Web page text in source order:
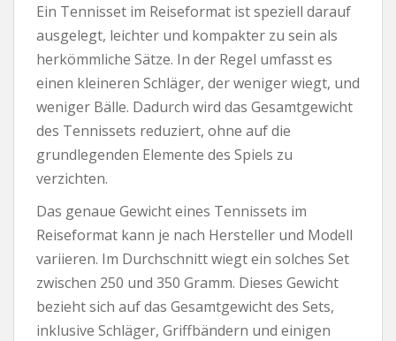
Ein Tennisset im Reiseformat ist speziell darauf
ausgelegt, leichter und kompakter zu sein als
herkömmliche Sätze. In der Regel umfasst es
einen kleineren Schläger, der weniger wiegt, und
weniger Bälle. Dadurch wird das Gesamtgewicht
des Tennissets reduziert, ohne auf die
grundlegenden Elemente des Spiels zu
verzichten.
Das genaue Gewicht eines Tennissets im
Reiseformat kann je nach Hersteller und Modell
variieren. Im Durchschnitt wiegt ein solches Set
zwischen 250 und 350 Gramm. Dieses Gewicht
bezieht sich auf das Gesamtgewicht des Sets,
inklusive Schläger, Griffbändern und einigen